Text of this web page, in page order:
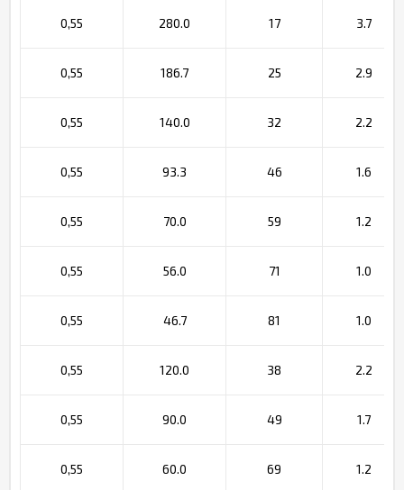
0,55 280.0 17 3.7
0,55 186.7 25 2.9
0,55 140.0 32 2.2
0,55 93.3 46 1.6
0,55 70.0 59 1.2
0,55 56.0 71 1.0
0,55 46.7 81 1.0
0,55 120.0 38 2.2
0,55 90.0 49 1.7
0,55 60.0 69 1.2